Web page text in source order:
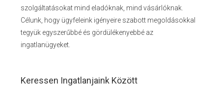
szolgáltatásokat mind eladóknak, mind vásárlóknak.
Célunk, hogy ügyfeleink igényeire szabott megoldásokkal
tegyük egyszerűbbé és gördülékenyebbé az
ingatlanügyeket.
Keressen Ingatlanjaink Között